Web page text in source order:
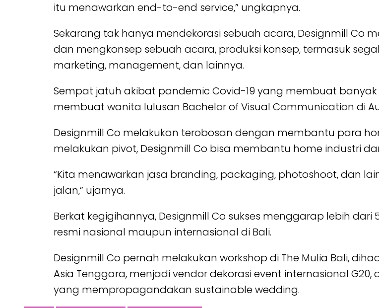
itu menawarkan end-to-end service,” ungkapnya.
Sekarang tak hanya mendekorasi sebuah acara, Designmill Co
dan mengkonsep sebuah acara, produksi konsep, termasuk
marketing, management, dan lainnya.
Sempat jatuh akibat pandemic Covid-19 yang membuat
membuat wanita lulusan Bachelor of Visual Communication di
Designmill Co melakukan terobosan dengan membantu para
melakukan pivot, Designmill Co bisa membantu home industri
“Kita menawarkan jasa branding, packaging, photoshoot, dan
jalan,” ujarnya.
Berkat kegigihannya, Designmill Co sukses menggarap lebih
resmi nasional maupun internasional di Bali.
Designmill Co pernah melakukan workshop di The Mulia Bali,
Asia Tenggara, menjadi vendor dekorasi event internasional
yang mempropagandakan sustainable wedding.